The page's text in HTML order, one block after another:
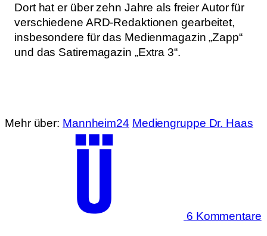
Dort hat er über zehn Jahre als freier Autor für
verschiedene ARD-Redaktionen gearbeitet,
insbesondere für das Medienmagazin „Zapp“
und das Satiremagazin „Extra 3“.
Mehr über: Mannheim24 Mediengruppe Dr. Haas
6 Kommentare